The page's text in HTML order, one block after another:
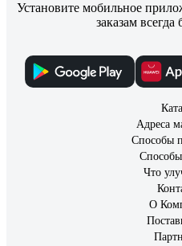
Установите мобильное
заказам
Адреса
Способы
Что
О